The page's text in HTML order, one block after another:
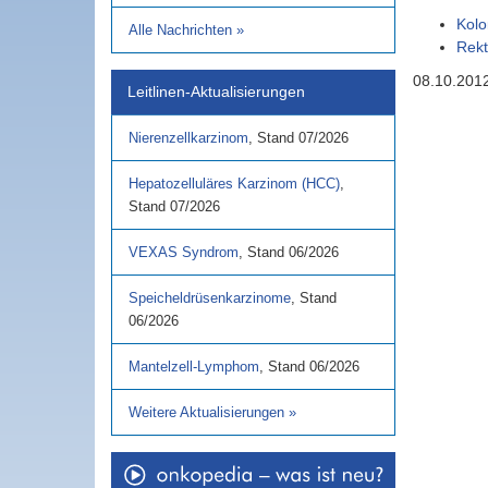
Alle Nachrichten »
Leitlinen-Aktualisierungen
Nierenzellkarzinom, Stand 07/2026
Hepatozelluläres Karzinom (HCC),
Stand 07/2026
VEXAS Syndrom, Stand 06/2026
Speicheldrüsenkarzinome, Stand
06/2026
Mantelzell-Lymphom, Stand 06/2026
Weitere Aktualisierungen »